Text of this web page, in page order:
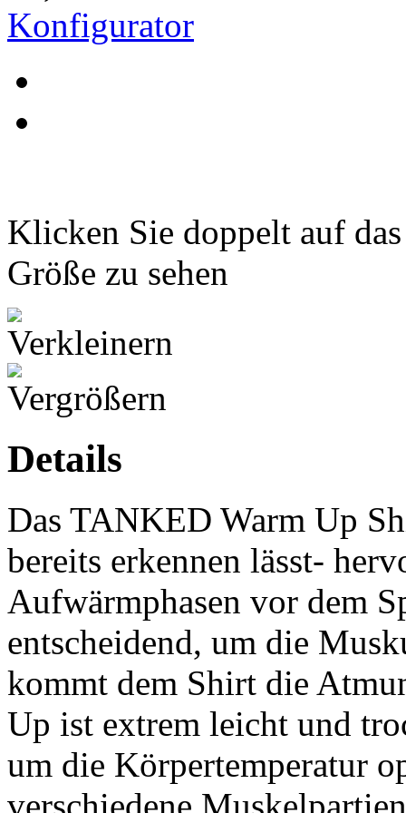
Konfigurator
Klicken Sie doppelt auf
Größe zu sehen
Details
Das TANKED Warm Up
bereits erkennen lässt-
Aufwärmphasen vor dem
entscheidend, um die
kommt dem Shirt die
Up ist extrem leicht und
um die Körpertemperatur